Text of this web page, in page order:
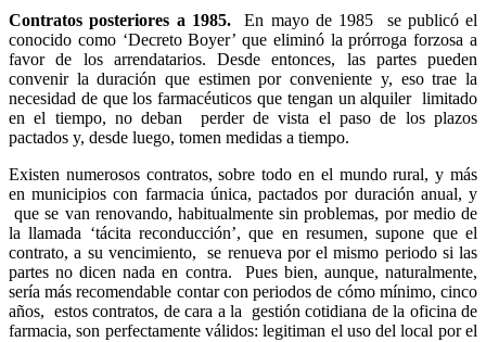
Contratos posteriores a 1985. En mayo de 1985
se publicó el
conocido como ‘Decreto Boyer’ que eliminó la prórroga forzosa a
favor de los arrendatarios. Desde entonces, las partes pueden
convenir la duración que estimen por conveniente y, eso trae la
necesidad de que los farmacéuticos que tengan un alquiler limitado
en el tiempo, no deban
perder de vista el paso de los plazos
pactados y, desde luego, tomen medidas a tiempo.
Existen numerosos contratos, sobre todo en el mundo rural, y más
en municipios con farmacia única, pactados por duración anual, y
que se van renovando, habitualmente sin problemas, por medio de
la llamada ‘tácita reconducción’, que en resumen, supone que el
contrato, a su vencimiento,
se renueva por el mismo periodo si las
partes no dicen nada en contra.
Pues bien, aunque, naturalmente,
sería más recomendable contar con periodos de cómo mínimo, cinco
años, estos contratos, de cara a la
gestión cotidiana de la oficina de
farmacia, son perfectamente válidos: legitiman el uso del local por el